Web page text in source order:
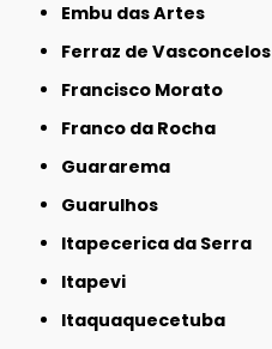
Embu das Artes
Ferraz de Vasconcelos
Francisco Morato
Franco da Rocha
Guararema
Guarulhos
Itapecerica da Serra
Itapevi
Itaquaquecetuba